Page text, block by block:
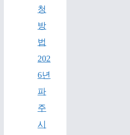
청
방
법
202
6년
파
주
시